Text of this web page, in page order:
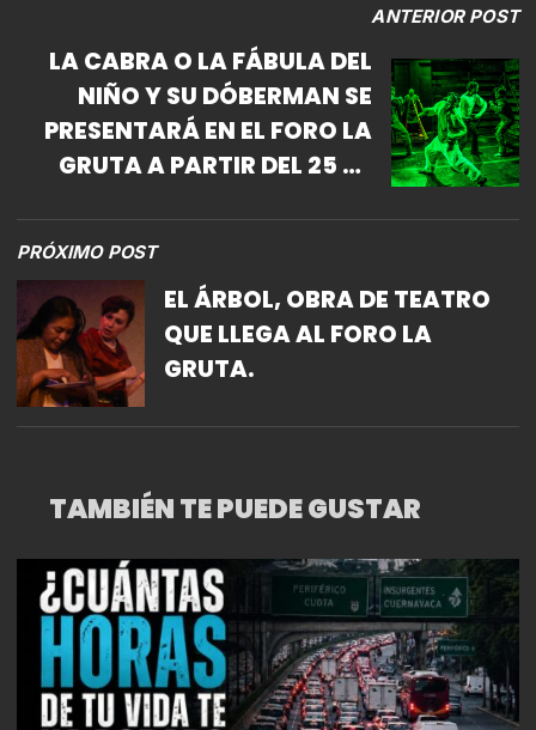
ANTERIOR POST
LA CABRA O LA FÁBULA DEL
NIÑO Y SU DÓBERMAN SE
PRESENTARÁ EN EL FORO LA
GRUTA A PARTIR DEL 25 DE
PRÓXIMO POST
EL ÁRBOL, OBRA DE TEATRO
QUE LLEGA AL FORO LA
GRUTA.
TAMBIÉN TE PUEDE GUSTAR